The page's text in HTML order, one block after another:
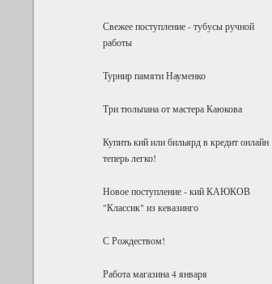
Свежее поступление - тубусы ручной
работы
Турнир памяти Науменко
Три тюльпана от мастера Каюкова
Купить кий или бильярд в кредит онлайн
теперь легко!
Новое поступление - кий КАЮКОВ
"Классик" из кевазинго
С Рождеством!
Работа магазина 4 января